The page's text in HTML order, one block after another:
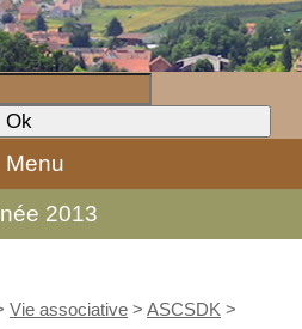
Menu
2013
Vie associative > ASCSDK >